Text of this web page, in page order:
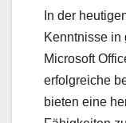
In der
Kenntnisse
Microsoft
erfolgreiche
bieten eine